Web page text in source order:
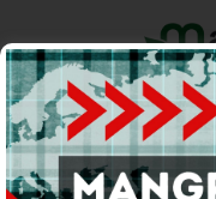
Home Pemerintahan